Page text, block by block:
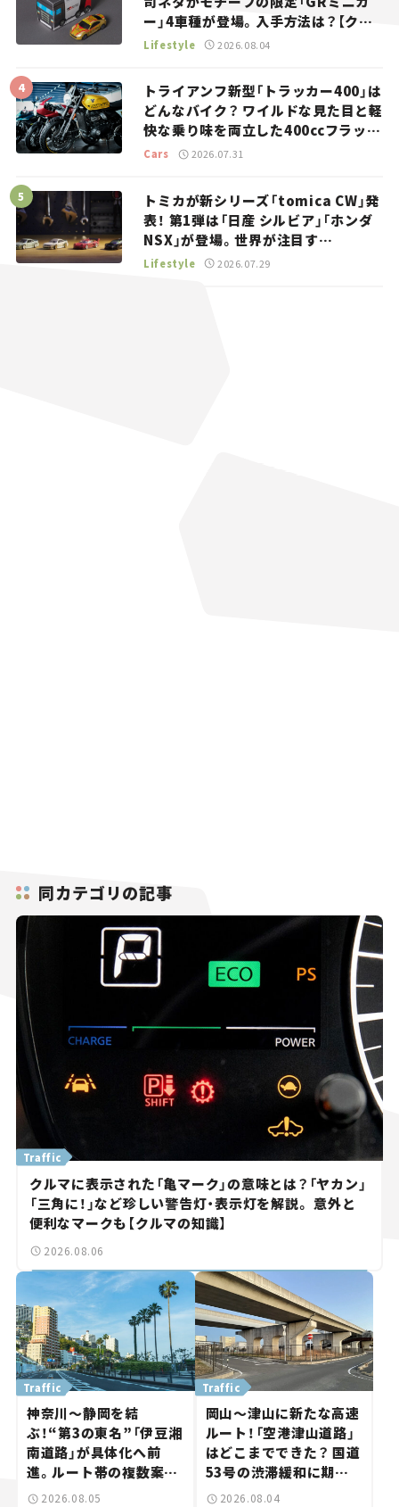
ー」4車種が登場。入手方法は？【クル
マとホビー】
Lifestyle 2026.08.04
トライアンフ新型「トラッカー400」は
どんなバイク？ ワイルドな見た目と軽
快な乗り味を両立した400ccフラット
トラッカー【試乗レビュー】
Cars 2026.07.31
トミカが新シリーズ「tomica CW」発
表！ 第1弾は「日産 シルビア」「ホンダ
NSX」が登場。世界が注目す
る“JDM”に焦点【クルマとホビー】
Lifestyle 2026.07.29
同カテゴリの記事
クルマに表示された「亀マーク」の意味とは？「ヤカン」
「三角に！」など珍しい警告灯・表示灯を解説。 意外と
便利なマークも【クルマの知識】
Traffic
2026.08.06
神奈川～静岡を結
ぶ！“第3の東名”「伊豆湘
南道路」が具体化へ前
進。ルート帯の複数案検
討へ。熱海まで信号ゼロ
Traffic
2026.08.05
岡山～津山に新たな高速
ルート！「空港津山道路」
はどこまでできた？ 国道
53号の渋滞緩和に期待。
岡山市側でも動きが【い
Traffic
2026.08.04